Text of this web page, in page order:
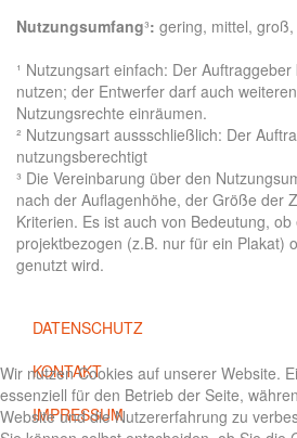
Nutzungsumfang³: gering, mittel,
¹ Nutzungsart einfach: Der
nutzen; der Entwerfer darf auch
Nutzungsrechte einräumen.
² Nutzungsart aussschließlich: Der
nutzungsberechtigt
³ Die Vereinbarung über den
nach der Auflagenhöhe, der Größe der
Kriterien. Es ist auch von Bedeutung, ob
projektbezogen (z.B. nur für ein Plakat)
genutzt wird.
DATENSCHUTZ
KONTAKT
IMPRESSUM
Wir nutzen Cookies auf unserer Website.
essenziell für den Betrieb der Seite,
Website und die Nutzererfahrung zu